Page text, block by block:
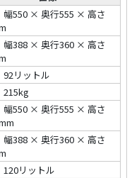
幅550 × 奥行555 × 高さ
幅388 × 奥行360 × 高さ
92リットル
215kg
幅550 × 奥行555 × 高さ
幅388 × 奥行360 × 高さ
120リットル